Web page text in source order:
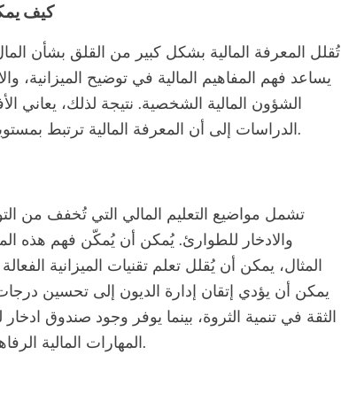
كيف
تُقلل المعرفة المالية بشكل كبير من القلق بشأن
يساعد فهم المفاهيم المالية في توضيح الميزانية،
الشؤون المالية الشخصية. نتيجة لذلك، يعاني
الدراسات إلى أن المعرفة المالية ترتبط بمستويات أقل من القلق المالي، مما يعزز الرضا عن الحياة.
تشمل مواضيع التعليم المالي التي تُخفف من
والادخار للطوارئ. يُمكن أن يُمكّن فهم هذه
المثال، يمكن أن يُقلل تعلم تقنيات الميزانية
يمكن أن يؤدي إتقان إدارة الديون إلى تحسين درجات
الثقة في تنمية الثروة، بينما يوفر وجود صندوق
المهارات المالية الرفاهية العامة من خلال تعزيز الشعور بالتحكم والاستعداد.